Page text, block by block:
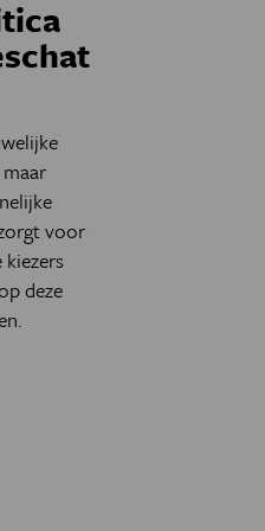
voor
deze